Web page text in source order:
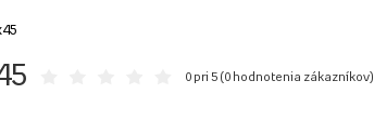
0 pri 5 (0 hodnotenia zákazníkov)